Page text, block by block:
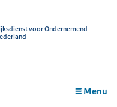
voor Ondernemend
Menu